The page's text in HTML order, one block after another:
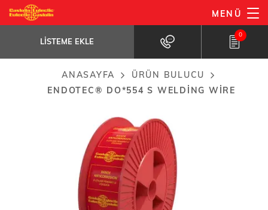
Ana
içeriğe
MENÜ
LISTEME EKLE
0
EnDOtec® DO*554 S welding wire
LISTEME EKLE
Breadcrumb
ANASAYFA
ÜRÜN BULUCU
ENDOTEC® DO*554 S WELDING WIRE